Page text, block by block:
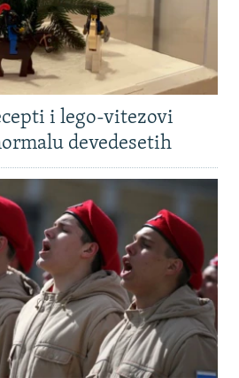
i lego-vitezovi
devedesetih